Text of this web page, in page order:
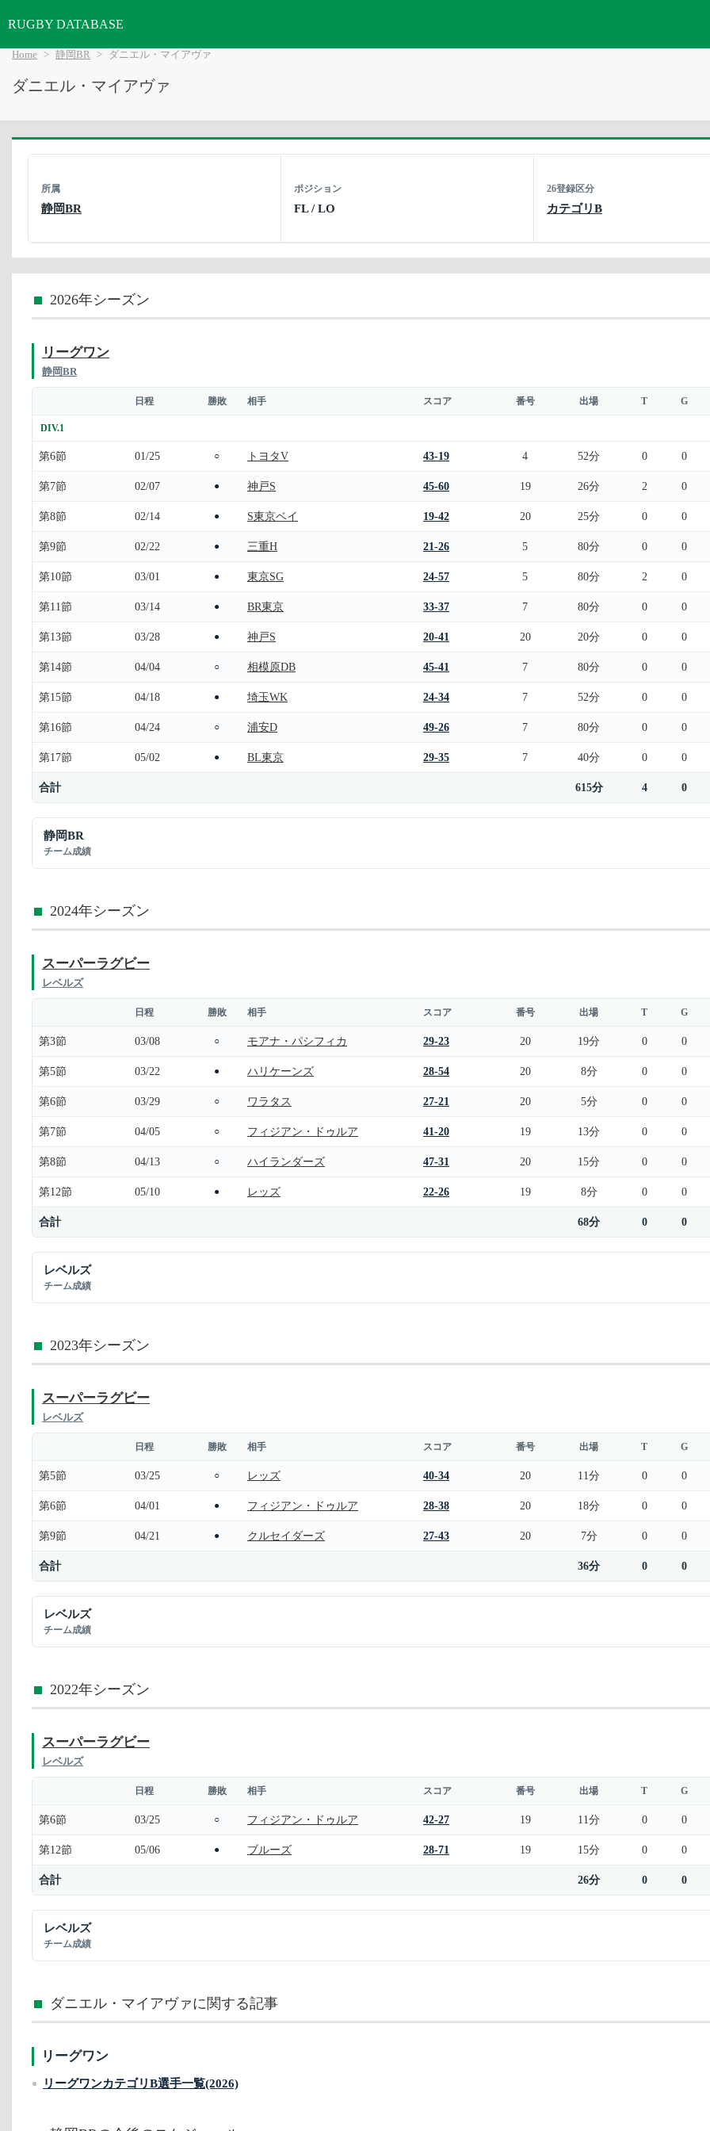
RUGBY DATABASE
Home 静岡BR ダニエル・マイアヴァ
ダニエル・マイアヴァ
所属
静岡BR
ポジション
FL / LO
26登録区分
カテゴリB
2026年シーズン
リーグワン
静岡BR
日程 勝敗 相手 スコア 番号 出場 T G
DIV.1
第6節 01/25 ○ トヨタV 43-19 4 52分 0 0
第7節 02/07 ● 神戸S 45-60 19 26分 2 0
第8節 02/14 ● S東京ベイ 19-42 20 25分 0 0
第9節 02/22 ● 三重H 21-26 5 80分 0 0
第10節 03/01 ● 東京SG 24-57 5 80分 2 0
第11節 03/14 ● BR東京 33-37 7 80分 0 0
第13節 03/28 ● 神戸S 20-41 20 20分 0 0
第14節 04/04 ○ 相模原DB 45-41 7 80分 0 0
第15節 04/18 ● 埼玉WK 24-34 7 52分 0 0
第16節 04/24 ○ 浦安D 49-26 7 80分 0 0
第17節 05/02 ● BL東京 29-35 7 40分 0 0
合計 615分 4 0
静岡BR
チーム成績
2024年シーズン
スーパーラグビー
レベルズ
日程 勝敗 相手 スコア 番号 出場 T G
第3節 03/08 ○ モアナ・パシフィカ 29-23 20 19分 0 0
第5節 03/22 ● ハリケーンズ 28-54 20 8分 0 0
第6節 03/29 ○ ワラタス 27-21 20 5分 0 0
第7節 04/05 ○ フィジアン・ドゥルア 41-20 19 13分 0 0
第8節 04/13 ○ ハイランダーズ 47-31 20 15分 0 0
第12節 05/10 ● レッズ 22-26 19 8分 0 0
合計 68分 0 0
レベルズ
チーム成績
2023年シーズン
スーパーラグビー
レベルズ
日程 勝敗 相手 スコア 番号 出場 T G
第5節 03/25 ○ レッズ 40-34 20 11分 0 0
第6節 04/01 ● フィジアン・ドゥルア 28-38 20 18分 0 0
第9節 04/21 ● クルセイダーズ 27-43 20 7分 0 0
合計 36分 0 0
レベルズ
チーム成績
2022年シーズン
スーパーラグビー
レベルズ
日程 勝敗 相手 スコア 番号 出場 T G
第6節 03/25 ○ フィジアン・ドゥルア 42-27 19 11分 0 0
第12節 05/06 ● ブルーズ 28-71 19 15分 0 0
合計 26分 0 0
レベルズ
チーム成績
ダニエル・マイアヴァに関する記事
リーグワン
リーグワンカテゴリB選手一覧(2026)